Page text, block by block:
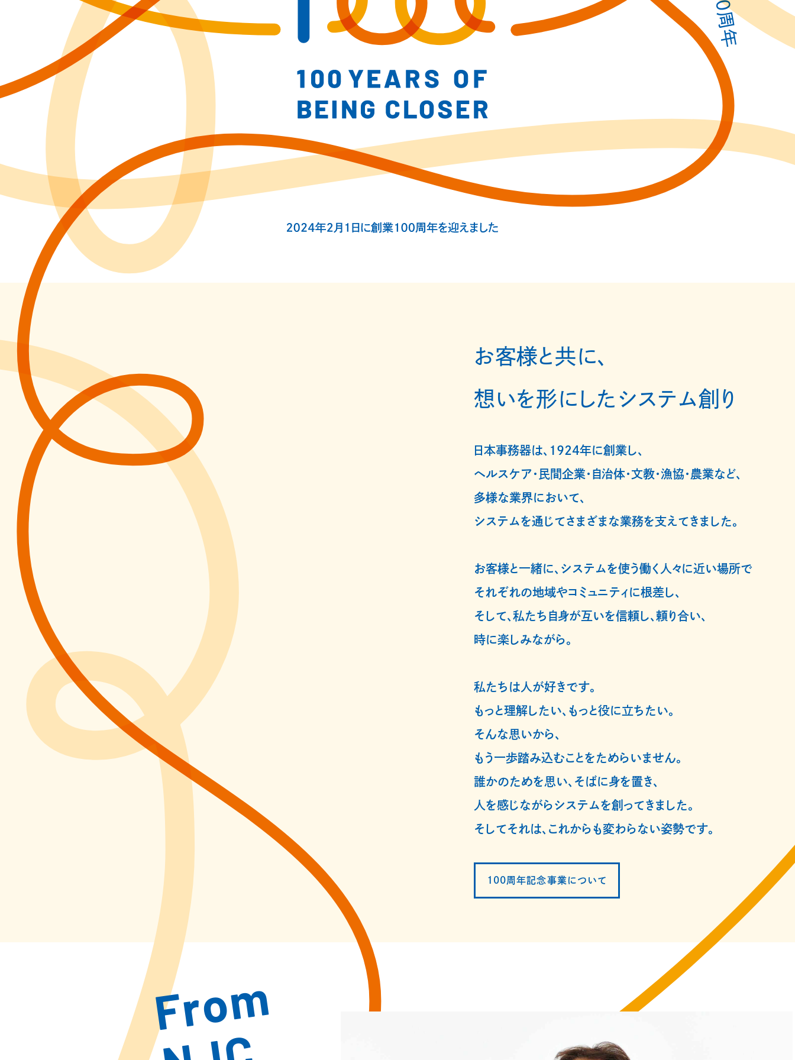
お客様と共に、
想いを形にしたシステム創り
日本事務器は、1924年に創業し、
ヘルスケア・民間企業・自治体・文教・漁協・農業など、
多様な業界において、
システムを通じてさまざまな業務を支えてきました。
お客様と一緒に、 システムを使う働く人々に近い場所で
それぞれの地域やコミュニティに根差し、
そして、私たち自身が互いを信頼し、 頼り合い、
時に楽しみながら。
私たちは人が好きです。
もっと理解したい、もっと役に立ちたい。
そんな思いから、
もう一歩踏み込むことをためらいません。
誰かのためを思い、そばに身を置き、
人を感じながらシステムを創ってきました。
そしてそれは、 これからも変わらない姿勢です。
100周年記念事業について
From